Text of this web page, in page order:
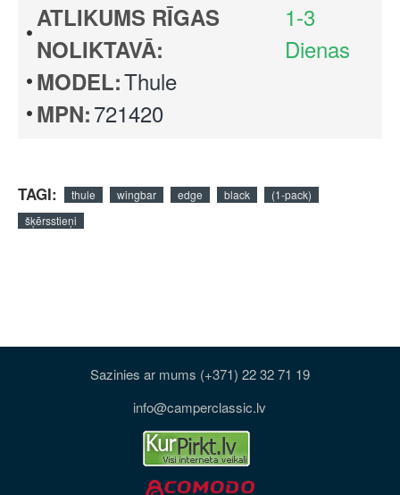
ATLIKUMS RĪGAS
NOLIKTAVĀ:
1-3
Dienas
MODEL:Thule
MPN:721420
TAGI: thule wingbar edge black
(1-pack)
šķērsstieņi
Sazinies ar mums (+371) 22 32 71 19
info@camperclassic.lv